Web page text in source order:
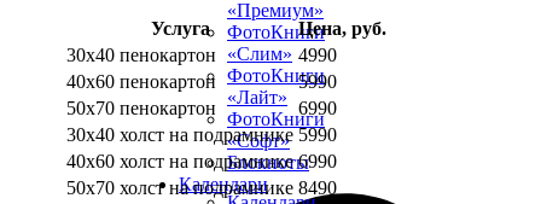
«Премиум»
ФотоКниги
«Слим»
ФотоКниги
«Лайт»
ФотоКниги
«Софт»
Блокноты
Календари
Услуга
Цена, руб.
30х40 пенокартон
4990
40х60 пенокартон
5990
50х70 пенокартон
6990
30х40 холст на подрамнике 5990
40х60 холст на подрамнике 6990
50х70 холст на подрамнике 8490